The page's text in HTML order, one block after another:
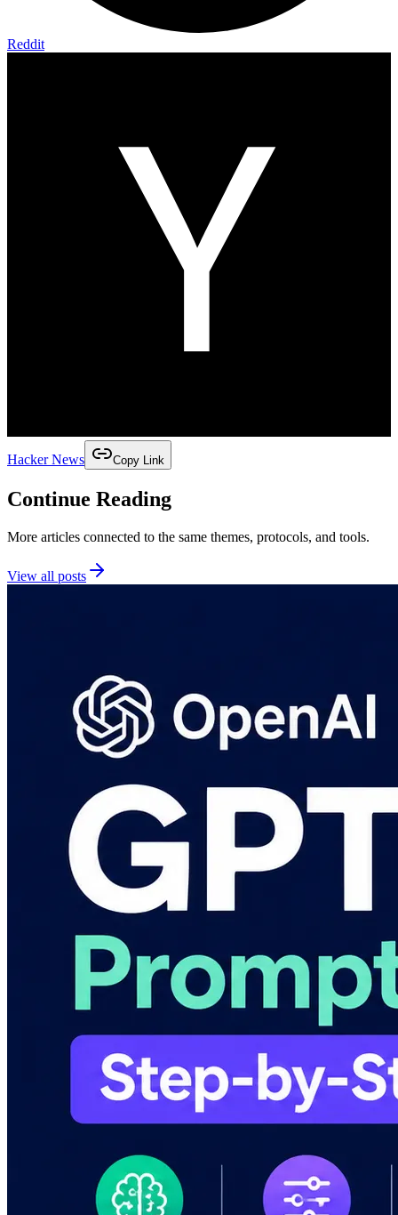
Reddit
Hacker News Copy Link
Continue Reading
More articles connected to the same themes, protocols, and tools.
View all posts